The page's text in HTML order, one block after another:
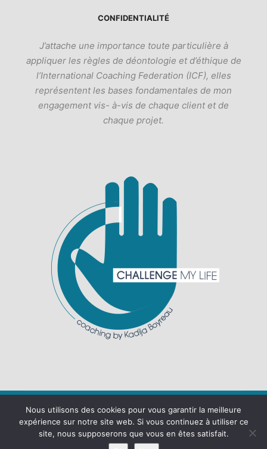
CONFIDENTIALITÉ
J’attache une importance toute particulière à
appliquer les règles de déontologie et d’éthique de
l’International Coaching Federation (ICF), elles
représentent les bases fondamentales de mon
engagement vis- à-vis de chaque client et de
chaque projet.
© 2024 tous droits réservés♥ CHALLENGE MY
Nous utilisons des cookies pour vous garantir la meilleure
expérience sur notre site web. Si vous continuez à utiliser ce
site, nous supposerons que vous en êtes satisfait.